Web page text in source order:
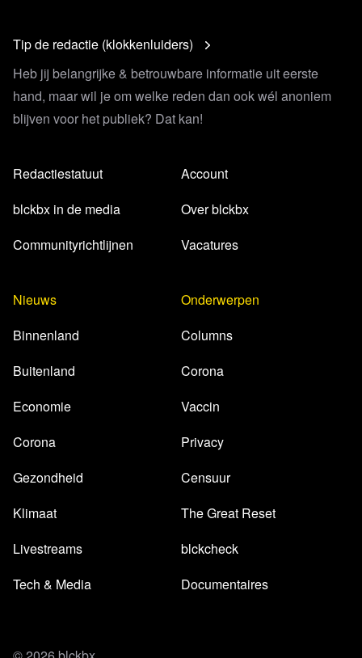
Tip de redactie (klokkenluiders)
Heb jij belangrijke & betrouwbare informatie uit eerste
hand, maar wil je om welke reden dan ook wél anoniem
blijven voor het publiek? Dat kan!
Redactiestatuut
blckbx in de media
Communityrichtlijnen
Account
Over blckbx
Vacatures
Nieuws
Binnenland
Buitenland
Economie
Corona
Gezondheid
Klimaat
Livestreams
Tech & Media
Onderwerpen
Columns
Corona
Vaccin
Privacy
Censuur
The Great Reset
blckcheck
Documentaires